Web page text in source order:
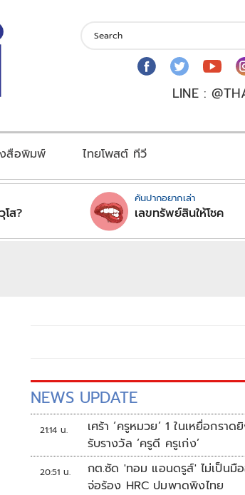
LINE :
สือพิมพ์ ไทยโพสต์ ทีวี
ส?
คันปากอยากเล่า
เลขทรัพย์สินให้โชค
NEWS UPDATE
21:14 น.
เศร้า ‘ครูหมวย’ 1 ในเหยื่อกราด
รับรางวัล ‘ครูดี ครูเก่ง’
20:51 น.
กต.ซัด 'ทอม แอนดรูส์' ไม่เป็นมื
จ่อร้อง HRC ปมพาดพิงไทย